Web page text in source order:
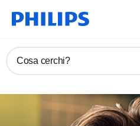
Cosa cerchi?